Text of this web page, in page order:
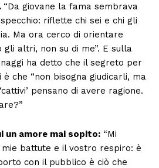
“Da giovane la fama sembrava
riflette chi sei e chi gli
Ma ora cerco di orientare
altri, non su di me”. E sulla
ha detto che il segreto per
che “non bisogna giudicarli, ma
pensano di avere ragione.
amore mai sopito: “Mi
battute e il vostro respiro: è
con il pubblico è ciò che